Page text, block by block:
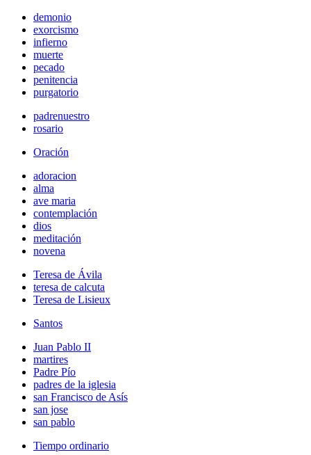
demonio
exorcismo
infierno
muerte
pecado
penitencia
purgatorio
padrenuestro
rosario
Oración
adoracion
alma
ave maria
contemplación
dios
meditación
novena
Teresa de Ávila
teresa de calcuta
Teresa de Lisieux
Santos
Juan Pablo II
martires
Padre Pío
padres de la iglesia
san Francisco de Asís
san jose
san pablo
Tiempo ordinario